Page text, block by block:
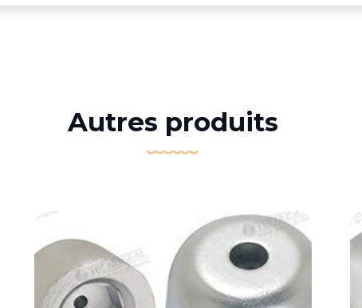
Autres produits